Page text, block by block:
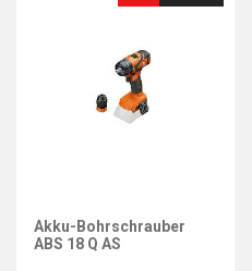
Akku-Bohrschrauber
ABS 18 Q AS